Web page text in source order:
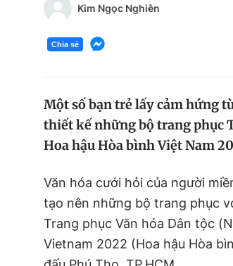
Kim Ngọc Nghiên
Chia sẻ
Một số bạn trẻ lấy cảm hứng
thiết kế những bộ trang phục
Hoa hậu Hòa bình Việt Nam
Văn hóa cưới hỏi của người
tạo nên những bộ trang phục
Trang phục Văn hóa Dân tộc
Vietnam 2022 (Hoa hậu Hòa